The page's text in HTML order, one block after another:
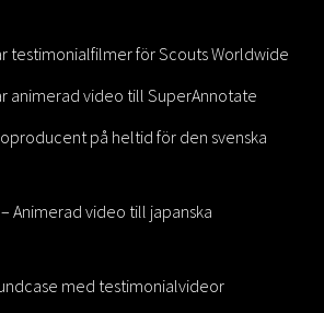
testimonialfilmer för Scouts Worldwide
animerad video till SuperAnnotate
på heltid för den svenska
Animerad video till japanska
med testimonialvideor